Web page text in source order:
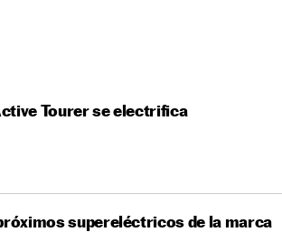
Tourer se electrifica
supereléctricos de la marca